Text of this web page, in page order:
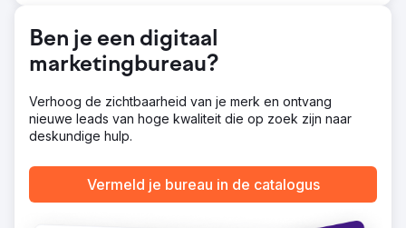
Resultaat
"We moeten de advertenties even pauzeren, we hebben
te veel leads om te bedienen." Het beste slechte nieuws
periode nog steeds bezig met het opbouwen van hun
SEO, zodat we hun dagelijkse uitgaven kunnen verlagen
wanneer ze weer live kunnen gaan.
Naar bureaupagina
Ben je een digitaal
marketingbureau?
Verhoog de zichtbaarheid van je merk en ontvang
nieuwe leads van hoge kwaliteit die op zoek zijn naar
deskundige hulp.
Vermeld je bureau in de catalogus